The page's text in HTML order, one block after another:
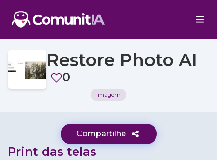
Restore Photo AI
0
Imagem
Compartilhe
Print das telas